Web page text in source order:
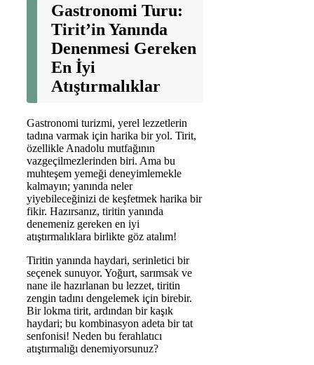
Gastronomi Turu:
Tirit’in Yanında
Denenmesi Gereken
En İyi
Atıştırmalıklar
Gastronomi turizmi, yerel lezzetlerin
tadına varmak için harika bir yol. Tirit,
özellikle Anadolu mutfağının
vazgeçilmezlerinden biri. Ama bu
muhteşem yemeği deneyimlemekle
kalmayın; yanında neler
yiyebileceğinizi de keşfetmek harika bir
fikir. Hazırsanız, tiritin yanında
denemeniz gereken en iyi
atıştırmalıklara birlikte göz atalım!
Tiritin yanında haydari, serinletici bir
seçenek sunuyor. Yoğurt, sarımsak ve
nane ile hazırlanan bu lezzet, tiritin
zengin tadını dengelemek için birebir.
Bir lokma tirit, ardından bir kaşık
haydari; bu kombinasyon adeta bir tat
senfonisi! Neden bu ferahlatıcı
atıştırmalığı denemiyorsunuz?